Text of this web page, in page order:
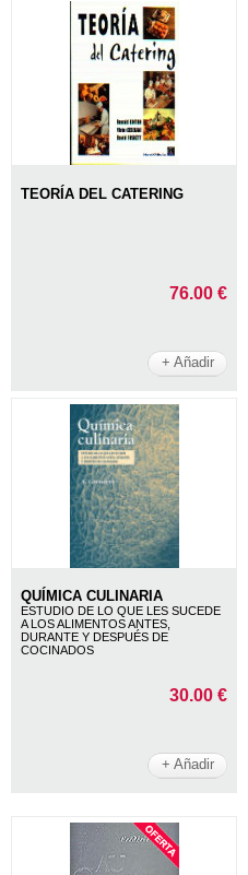
TEORÍA DEL CATERING
76.00 €
+ Añadir
QUÍMICA CULINARIA
ESTUDIO DE LO QUE LES SUCEDE
A LOS ALIMENTOS ANTES,
DURANTE Y DESPUÉS DE
COCINADOS
30.00 €
+ Añadir